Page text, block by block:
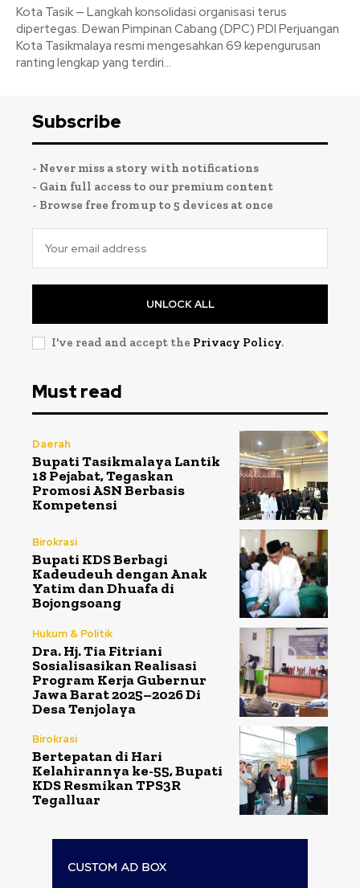
Kota Tasik — Langkah konsolidasi organisasi terus
dipertegas. Dewan Pimpinan Cabang (DPC) PDI Perjuangan
Kota Tasikmalaya resmi mengesahkan 69 kepengurusan
ranting lengkap yang terdiri...
Subscribe
- Never miss a story with notifications
- Gain full access to our premium content
- Browse free from up to 5 devices at once
UNLOCK ALL
I've read and accept the Privacy Policy.
Must read
Daerah
Bupati Tasikmalaya Lantik
18 Pejabat, Tegaskan
Promosi ASN Berbasis
Kompetensi
Birokrasi
Bupati KDS Berbagi
Kadeudeuh dengan Anak
Yatim dan Dhuafa di
Bojongsoang
Hukum & Politik
Dra. Hj. Tia Fitriani
Sosialisasikan Realisasi
Program Kerja Gubernur
Jawa Barat 2025–2026 Di
Desa Tenjolaya
Birokrasi
Bertepatan di Hari
Kelahirannya ke-55, Bupati
KDS Resmikan TPS3R
Tegalluar